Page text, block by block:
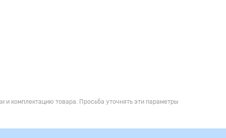
и комплектацию товара. Просьба уточнять эти параметры